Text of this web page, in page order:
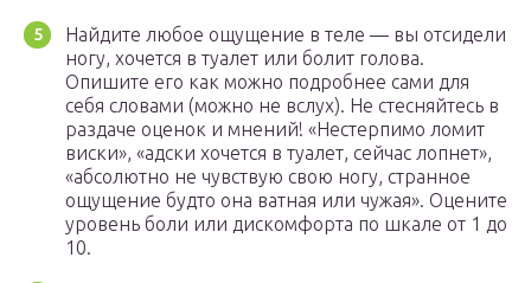
Найдите любое ощущение в теле — вы отсидели
ногу, хочется в туалет или болит голова.
Опишите его как можно подробнее сами для
себя словами (можно не вслух). Не стесняйтесь в
раздаче оценок и мнений! «Нестерпимо ломит
виски», «адски хочется в туалет, сейчас лопнет»,
«абсолютно не чувствую свою ногу, странное
ощущение будто она ватная или чужая». Оцените
уровень боли или дискомфорта по шкале от 1 до
10.